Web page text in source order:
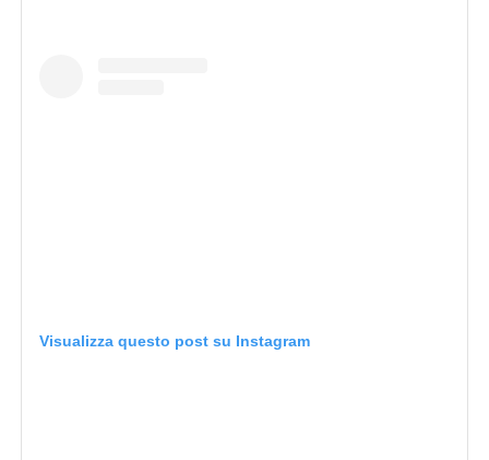
Visualizza questo post su Instagram